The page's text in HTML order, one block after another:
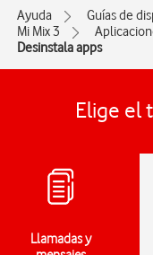
Ayuda Guías de
Mi Mix 3
Desinstala apps
Elige el
Llamadas y